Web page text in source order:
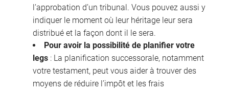
l’approbation d’un tribunal. Vous pouvez aussi y
indiquer le moment où leur héritage leur sera
distribué et la façon dont il le sera.
Pour avoir la possibilité de planifier votre
legs : La planification successorale, notamment
votre testament, peut vous aider à trouver des
moyens de réduire l’impôt et les frais